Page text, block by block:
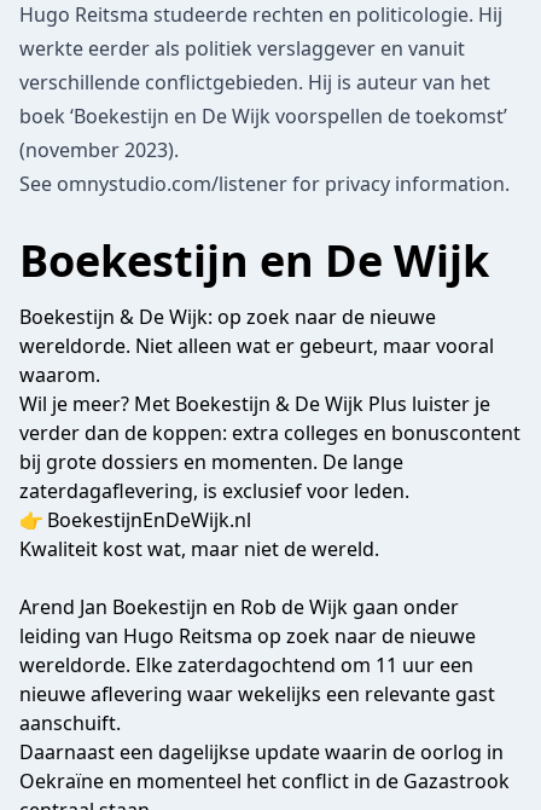
Hugo Reitsma studeerde rechten en politicologie. Hij
werkte eerder als politiek verslaggever en vanuit
verschillende conflictgebieden. Hij is auteur van het
boek ‘Boekestijn en De Wijk voorspellen de toekomst’
(november 2023).
See omnystudio.com/listenerfor privacy information.
Boekestijn en De Wijk
Boekestijn & De Wijk: op zoek naar de nieuwe
wereldorde. Niet alleen wat er gebeurt, maar vooral
waarom.
Wil je meer? Met Boekestijn & De Wijk Plus luister je
verder dan de koppen: extra colleges en bonuscontent
bij grote dossiers en momenten. De lange
zaterdagaflevering, is exclusief voor leden.
👉 BoekestijnEnDeWijk.nl
Kwaliteit kost wat, maar niet de wereld.
Arend Jan Boekestijn en Rob de Wijk gaan onder
leiding van Hugo Reitsma op zoek naar de nieuwe
wereldorde. Elke zaterdagochtend om 11 uur een
nieuwe aflevering waar wekelijks een relevante gast
aanschuift.
Daarnaast een dagelijkse update waarin de oorlog in
Oekraïne en momenteel het conflict in de Gazastrook